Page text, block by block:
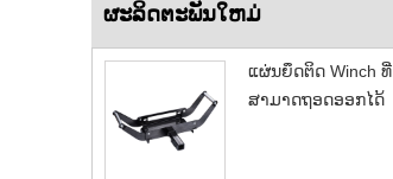
ຜະລິດຕະພັນໃຫມ່
ແຜ່ນຍຶດຕິດ Winch ທີ່
ສາມາດຖອດອອກໄດ້